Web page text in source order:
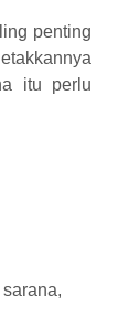
penting
itu perlu
sarana,